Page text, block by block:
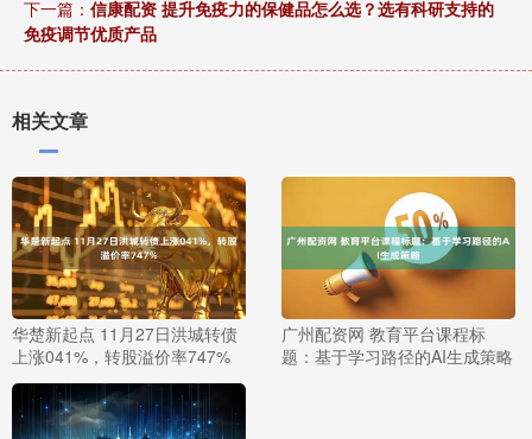
下一篇： 信康配资 提升免疫力的保健品怎么选？选有科研支持的
免疫调节优质产品
相关文章
华楚新起点 11月27日洪城转债
上涨041%，转股溢价率747%
广州配资网 教育平台课程标
题：基于学习路径的AI生成策略